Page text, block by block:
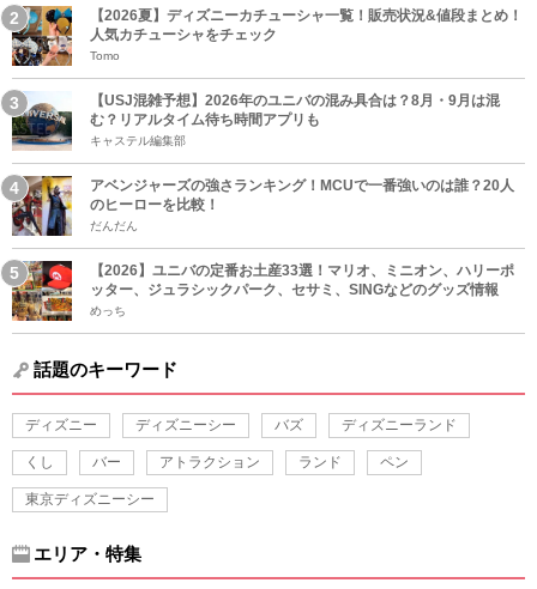
【2026夏】ディズニーカチューシャ一覧！販売状況&値段まとめ！
人気カチューシャをチェック
Tomo
【USJ混雑予想】2026年のユニバの混み具合は？8月・9月は混
む？リアルタイム待ち時間アプリも
キャステル編集部
アベンジャーズの強さランキング！MCUで一番強いのは誰？20人
のヒーローを比較！
だんだん
【2026】ユニバの定番お土産33選！マリオ、ミニオン、ハリーポ
ッター、ジュラシックパーク、セサミ、SINGなどのグッズ情報
めっち
話題のキーワード
ディズニー ディズニーシー バズ ディズニーランド
くし バー アトラクション ランド ペン
東京ディズニーシー
エリア・特集